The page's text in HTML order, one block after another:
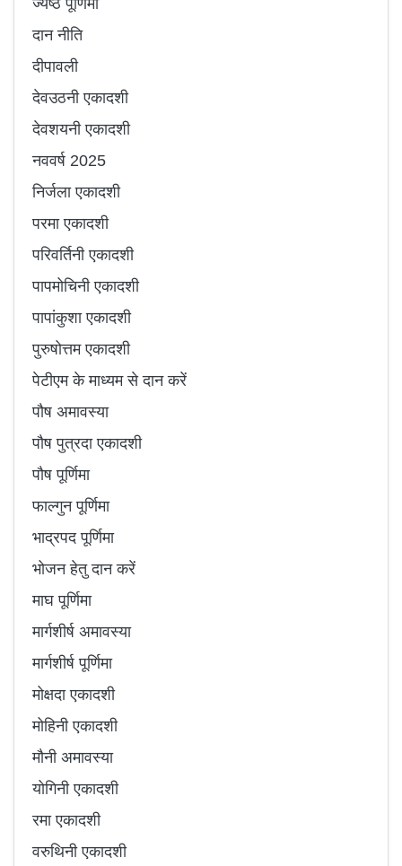
ज्येष्ठ पूर्णिमा
दान नीति
दीपावली
देवउठनी एकादशी
देवशयनी एकादशी
नववर्ष 2025
निर्जला एकादशी
परमा एकादशी
परिवर्तिनी एकादशी
पापमोचिनी एकादशी
पापांकुशा एकादशी
पुरुषोत्तम एकादशी
पेटीएम के माध्यम से दान करें
पौष अमावस्या
पौष पुत्रदा एकादशी
पौष पूर्णिमा
फाल्गुन पूर्णिमा
भाद्रपद पूर्णिमा
भोजन हेतु दान करें
माघ पूर्णिमा
मार्गशीर्ष अमावस्या
मार्गशीर्ष पूर्णिमा
मोक्षदा एकादशी
मोहिनी एकादशी
मौनी अमावस्या
योगिनी एकादशी
रमा एकादशी
वरुथिनी एकादशी